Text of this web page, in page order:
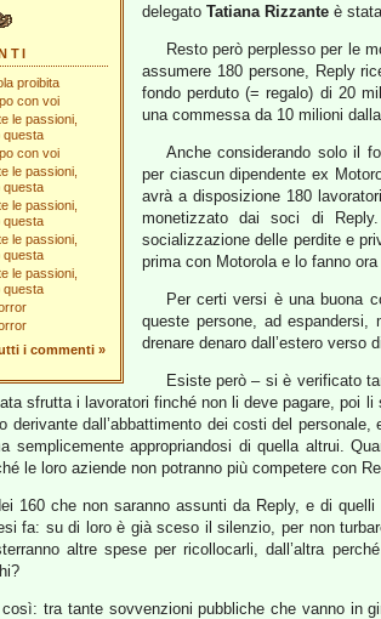
proibita
con voi
le passioni,
questa
con voi
le passioni,
questa
le passioni,
questa
le passioni,
questa
le passioni,
questa
i commenti »
delegato Tatiana Rizzante è
Resto però perplesso per le
assumere 180 persone, Reply
fondo perduto (= regalo) di 20
una commessa da 10 milioni
Anche considerando solo il
per ciascun dipendente ex
avrà a disposizione 180
monetizzato dai soci di
socializzazione delle perdite e
prima con Motorola e lo fanno
Per certi versi è una buona
queste persone, ad espandersi,
drenare denaro dall’estero verso
Esiste però – si è verificato
sfrutta i lavoratori finché non li deve pagare, poi
derivante dall’abbattimento dei costi del
semplicemente appropriandosi di quella altrui.
le loro aziende non potranno più competere con
160 che non saranno assunti da Reply, e di
fa: su di loro è già sceso il silenzio, per non
altre spese per ricollocarli, dall’altra
tra tante sovvenzioni pubbliche che vanno in